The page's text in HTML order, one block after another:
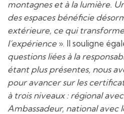
montagnes et à la lumière.
des espaces bénéficie
extérieure, ce qui
l’expérience». Il souligne
questions liées à la
étantplus présentes, nous
pour avancer sur les
à trois niveaux : régional
Ambassadeur, national avec